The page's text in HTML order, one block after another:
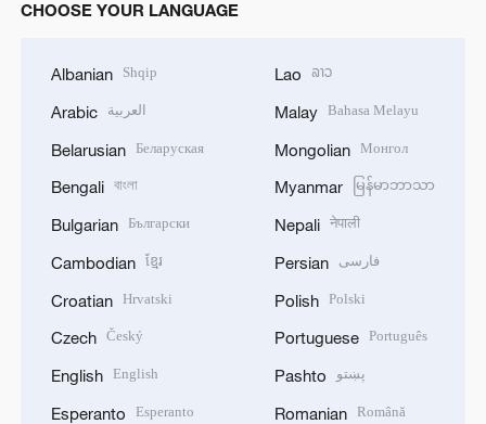
CHOOSE YOUR LANGUAGE
Albanian Shqip
Arabic العربية
Belarusian Беларуская
Bengali বাংলা
Bulgarian Български
Cambodian ខ្មែរ
Croatian Hrvatski
Czech Český
English English
Esperanto Esperanto
Lao ລາວ
Malay Bahasa Melayu
Mongolian Монгол
Myanmar မြန်မာဘာသာ
Nepali नेपाली
Persian فارسی
Polish Polski
Portuguese Português
Pashto پښتو
Romanian Română